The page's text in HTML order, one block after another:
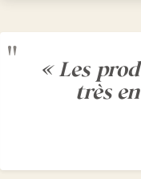
« Les
très